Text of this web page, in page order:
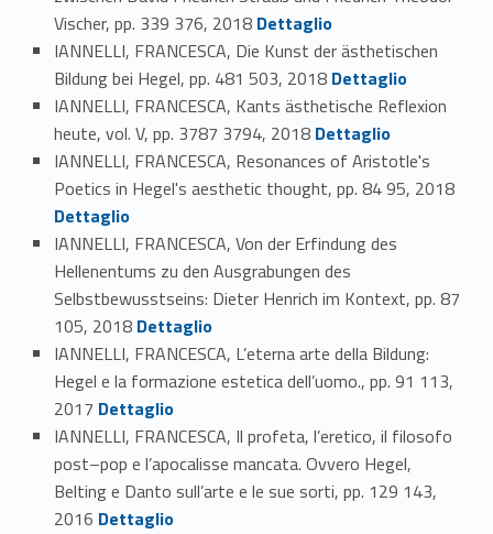
Vischer, pp. 339 376, 2018 Link identifier #identifier_person_121547-139
Dettaglio
IANNELLI, FRANCESCA, Die Kunst der ästhetischen
Bildung bei Hegel, pp. 481 503, 2018 Link identifier #identifier_person_74716-140
Dettaglio
IANNELLI, FRANCESCA, Kants ästhetische Reflexion
heute, vol. V, pp. 3787 3794, 2018 Link identifier #identifier_person_175750-141
Dettaglio
IANNELLI, FRANCESCA, Resonances of Aristotle's
Poetics in Hegel's aesthetic thought, pp. 84 95, 2018Link identifier #identifier_person_93825-142
Dettaglio
IANNELLI, FRANCESCA, Von der Erfindung des
Hellenentums zu den Ausgrabungen des
Selbstbewusstseins: Dieter Henrich im Kontext, pp. 87
105, 2018 Link identifier #identifier_person_13599-143
Dettaglio
IANNELLI, FRANCESCA, L’eterna arte della Bildung:
Hegel e la formazione estetica dell’uomo., pp. 91 113,
2017 Link identifier #identifier_person_190491-144
Dettaglio
IANNELLI, FRANCESCA, Il profeta, l’eretico, il filosofo
post–pop e l’apocalisse mancata. Ovvero Hegel,
Belting e Danto sull’arte e le sue sorti, pp. 129 143,
2016 Link identifier #identifier_person_81648-145
Dettaglio